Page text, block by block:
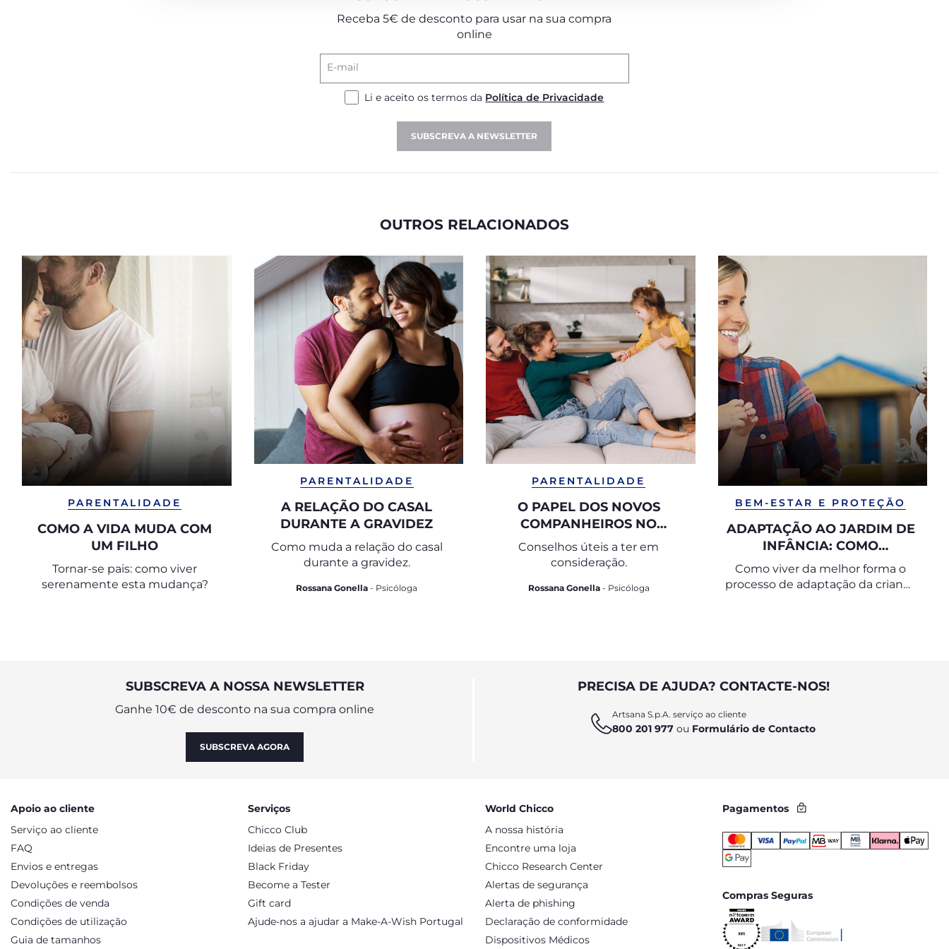
Receba 5€ de desconto para usar na sua compra
online
E-mail
Li e aceito os termos da Política de Privacidade
SUBSCREVA A NEWSLETTER
OUTROS RELACIONADOS
PARENTALIDADE
COMO A VIDA MUDA COM
UM FILHO
Tornar-se pais: como viver
serenamente esta mudança?
PARENTALIDADE
A RELAÇÃO DO CASAL
DURANTE A GRAVIDEZ
Como muda a relação do casal
durante a gravidez.
Rossana Gonella - Psicóloga
PARENTALIDADE
O PAPEL DOS NOVOS
COMPANHEIROS NO
CRESCIMENTO DOS FILHOS
Conselhos úteis a ter em
consideração.
Rossana Gonella - Psicóloga
BEM-ESTAR E PROTEÇÃO
ADAPTAÇÃO AO JARDIM DE
INFÂNCIA: COMO
FUNCIONA
Como viver da melhor forma o
processo de adaptação da criança
SUBSCREVA A NOSSA NEWSLETTER
Ganhe 10€ de desconto na sua compra online
SUBSCREVA AGORA
PRECISA DE AJUDA? CONTACTE-NOS!
Artsana S.p.A. serviço ao cliente
800 201 977ou Formulário de Contacto
Apoio ao cliente
Serviço ao cliente
FAQ
Envios e entregas
Devoluções e reembolsos
Condições de venda
Condições de utilização
Guia de tamanhos
Serviços
Chicco Club
Ideias de Presentes
Black Friday
Become a Tester
Gift card
Ajude-nos a ajudar a Make-A-Wish Portugal
World Chicco
A nossa história
Encontre uma loja
Chicco Research Center
Alertas de segurança
Alerta de phishing
Declaração de conformidade
Dispositivos Médicos
Pagamentos
Compras Seguras